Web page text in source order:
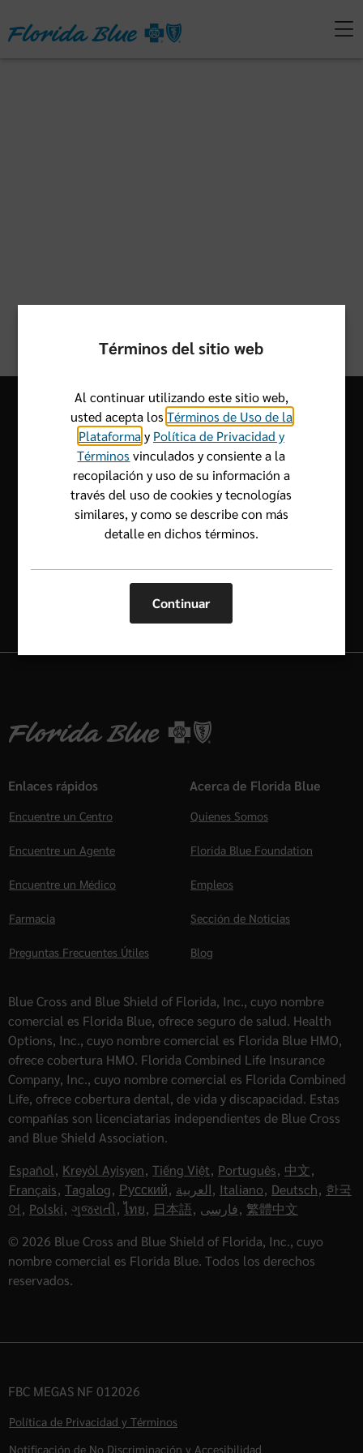
Déjenos saber cómo podemos
ayudarlo.
1-800-352-2583
Enlaces rápidos
Encuentre un Centro
Encuentre un Agente
Encuentre un Médico
Farmacia
Preguntas Frecuentes Útiles
Acerca de Florida Blue
Quienes Somos
Florida Blue Foundation
Empleos
Sección de Noticias
Blog
Blue Cross and Blue Shield of Florida, Inc., cuyo nombre
comercial es Florida Blue, ofrece seguro de salud. Health
Options, Inc., cuyo nombre comercial es Florida Blue HMO,
ofrece cobertura HMO. Florida Combined Life Insurance
Company, Inc., cuyo nombre comercial es Florida Combined
Life, ofrece cobertura dental, de vida y discapacidad. Estas
compañías son licenciatarias independientes de Blue Cross
and Blue Shield Association.
Español, Kreyòl Ayisyen, Tiếng Việt, Português, 中文,
Français, Tagalog, Русский, العربية, Italiano, Deutsch, 한국
어, Polski, ગુજરાતી, ไทย, 日本語, فارسی, 繁體中文
© 2026 Blue Cross and Blue Shield of Florida, Inc., cuyo
nombre comercial es Florida Blue. Todos los derechos
reservados.
FBC MEGAS NF 012026
Política de Privacidad y Términos
Notificación de No Discriminación y Accesibilidad
Términos del sitio web
Al continuar utilizando este sitio web,
usted acepta los Términos de Uso de la
Plataformay Política de Privacidad y
Términos vinculados y consiente a la
recopilación y uso de su información a
través del uso de cookies y tecnologías
similares, y como se describe con más
detalle en dichos términos.
Continuar